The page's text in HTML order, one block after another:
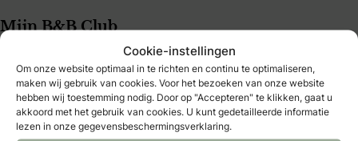
Cookie-instellingen
Om onze website optimaal in te richten en continu te optimaliseren,
maken wij gebruik van cookies. Voor het bezoeken van onze website
hebben wij toestemming nodig. Door op "Accepteren" te klikken, gaat u
akkoord met het gebruik van cookies. U kunt gedetailleerde informatie
lezen in onze gegevensbeschermingsverklaring.
Mijn B&B Club
B&B Club – inloggen
B&B Club – registreren
B&B Club – voordelen
B&B Club – voorwaarden